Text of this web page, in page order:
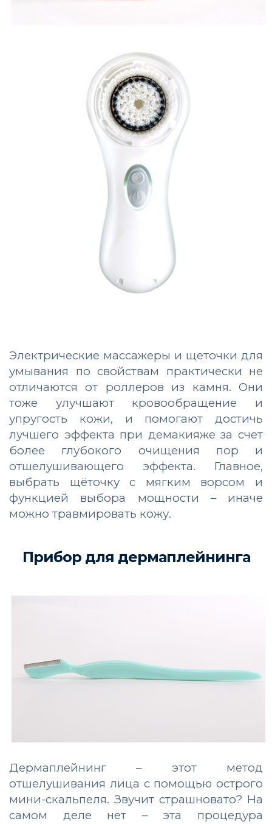
Электрические массажеры и щеточки для
умывания по свойствам практически не
отличаются от роллеров из камня. Они
тоже улучшают кровообращение и
упругость кожи, и помогают достичь
лучшего эффекта при демакияже за счет
более глубокого очищения пор и
отшелушивающего эффекта. Главное,
выбрать щёточку с мягким ворсом и
функцией выбора мощности – иначе
можно травмировать кожу.
Прибор для дермаплейнинга
Дермаплейнинг – этот метод
отшелушивания лица с помощью острого
мини-скальпеля. Звучит страшновато? На
самом деле нет – эта процедура